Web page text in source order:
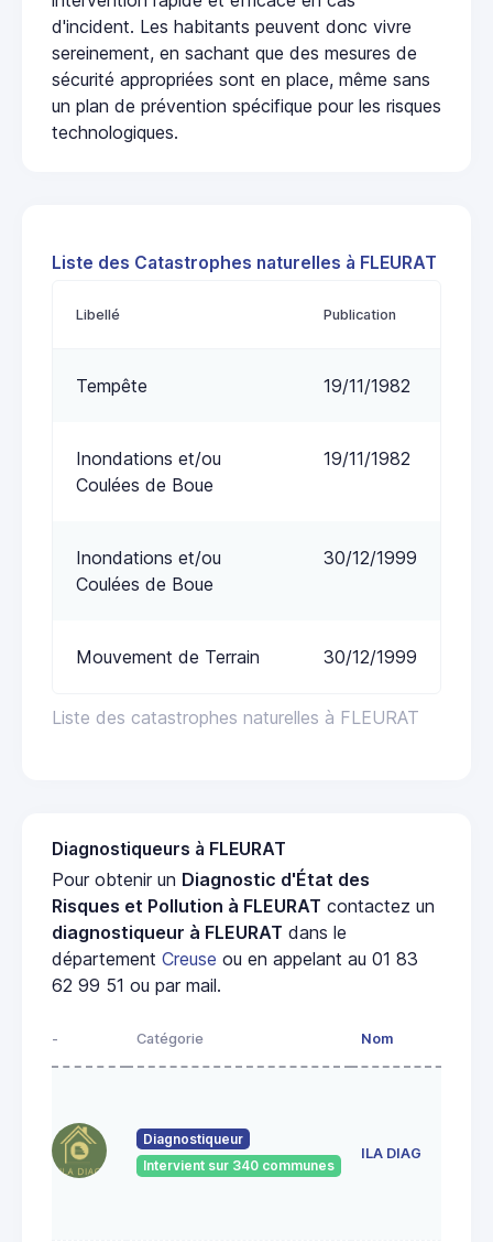
d'incident. Les habitants peuvent donc vivre
sereinement, en sachant que des mesures de
sécurité appropriées sont en place, même sans
un plan de prévention spécifique pour les risques
technologiques.
Liste des Catastrophes naturelles à FLEURAT
Liste des catastrophes naturelles à FLEURAT
Libellé Publication
Tempête 19/11/1982
Inondations et/ou
Coulées de Boue
19/11/1982
Inondations et/ou
Coulées de Boue
30/12/1999
Mouvement de Terrain 30/12/1999
Diagnostiqueurs à FLEURAT
Pour obtenir un Diagnostic d'État des
Risques et Pollution à FLEURAT contactez un
diagnostiqueur à FLEURAT dans le
département Creuse ou en appelant au 01 83
62 99 51 ou par mail.
- Catégorie Nom
Diagnostiqueur
Intervient sur 340 communes
ILA DIAG